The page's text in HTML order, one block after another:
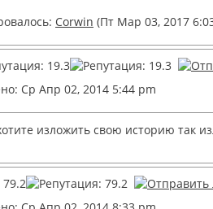
Corwin (Пт Мар 03, 2017
Ср Апр 02, 2014 5:44 pm
изложить свою историю так